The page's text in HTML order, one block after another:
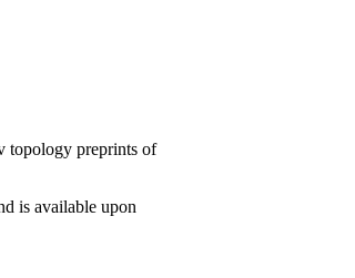
topology preprints of
is available upon